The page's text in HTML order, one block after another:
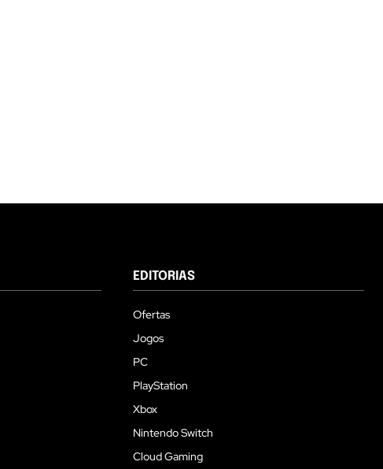
EDITORIAS
Ofertas
Jogos
PC
PlayStation
Xbox
Nintendo Switch
Cloud Gaming